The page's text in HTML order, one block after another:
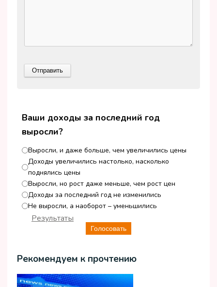
Ваши доходы за последний год
выросли?
Выросли, и даже больше, чем увеличились цены
Доходы увеличились настолько, насколько
поднялись цены
Выросли, но рост даже меньше, чем рост цен
Доходы за последний год не изменились
Не выросли, а наоборот – уменьшились
Голосовать
Результаты
Рекомендуем к прочтению